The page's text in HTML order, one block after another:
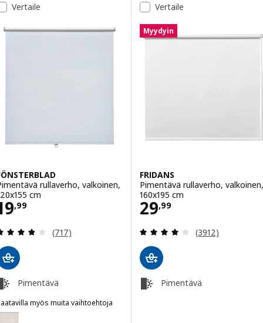
Vertaile
rullaverho, valkoinen,
cm
,99 19,99
Arvio: 3.8 / 5 tähteä. Arvostelut yhteensä:
(717)
Pimentävä
myös muita vaihtoehtoja
FÖNSTERBLAD, Pimentävä rullaverho, beige, 120x155 cm
Vertaile
Myydyin
FRIDANS
Pimentävä rullaverho, valkoinen,
160x195 cm
29,99
Hinta 29,99
Arvio: 4 / 5
(3912)
Pimentävä